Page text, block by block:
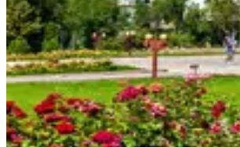
хребта.
Широкие, утопающие в зелени
многочисленные парки, разбитые в
делают этот город одним из самых
его многоцветными базарами и
Бишкек особо интересен для
Что посмотреть и чем